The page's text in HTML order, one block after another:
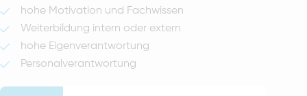
hohe Motivation und Fachwissen
Weiterbildung intern oder extern
hohe Eigenverantwortung
Personalverantwortung